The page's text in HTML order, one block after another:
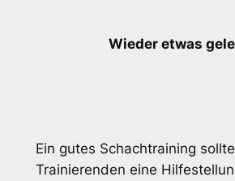
Wieder etwas
Ein gutes Schachtraining
Trainierenden eine